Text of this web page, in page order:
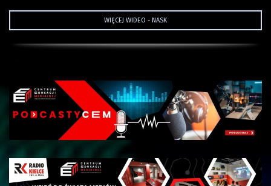
WIĘCEJ WIDEO - NASK